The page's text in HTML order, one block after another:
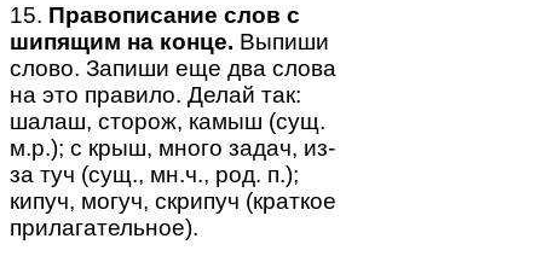
15. Правописание слов с
шипящим на конце. Выпиши
слово. Запиши еще два слова
на это правило. Делай так:
шалаш, сторож, камыш (сущ.
м.р.); с крыш, много задач, из-
за туч (сущ., мн.ч., род. п.);
кипуч, могуч, скрипуч (краткое
прилагательное).